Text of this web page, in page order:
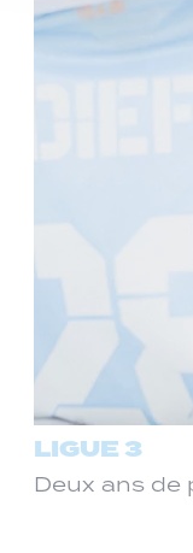
LIGUE 3
Deux ans de